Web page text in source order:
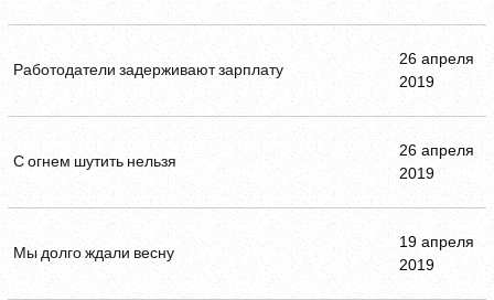
Работодатели задерживают зарплату
26 апреля
2019
С огнем шутить нельзя
26 апреля
2019
Мы долго ждали весну
19 апреля
2019